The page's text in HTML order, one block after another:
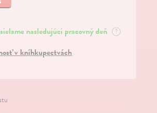
nasledujúci pracovný deň ?
v kníhkupectvách